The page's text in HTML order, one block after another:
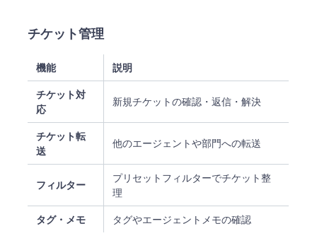
チケット管理
機能 説明
チケット対
応
新規チケットの確認・返信・解決
チケット転
送
他のエージェントや部門への転送
フィルター
プリセットフィルターでチケット整
理
タグ・メモ タグやエージェントメモの確認